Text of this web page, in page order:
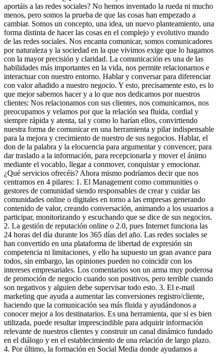
aportáis a las redes sociales? No hemos inventado la rueda ni mucho
menos, pero somos la prueba de que las cosas han empezado a
cambiar. Somos un concepto, una idea, un nuevo planteamiento, una
forma distinta de hacer las cosas en el complejo y evolutivo mundo
de las redes sociales. Nos encanta comunicar, somos comunicadores
por naturaleza y la sociedad en la que vivimos exige que lo hagamos
con la mayor precisión y claridad. La comunicación es una de las
habilidades más importantes en la vida, nos permite relacionarnos e
interactuar con nuestro entorno. Hablar y conversar para diferenciar
con valor añadido a nuestro negocio. Y esto, precisamente esto, es lo
que mejor sabemos hacer y a lo que nos dedicamos por nuestros
clientes: Nos relacionamos con sus clientes, nos comunicamos, nos
preocupamos y velamos por que la relación sea fluida, cordial y
siempre rápida y atenta, tal y como lo harían ellos, convirtiendo
nuestra forma de comunicar en una herramienta y pilar indispensable
para la mejora y crecimiento de nuestro de sus negocios. Hablar, el
don de la palabra y la elocuencia para argumentar y convencer, para
dar traslado a la información, para recepcionarla y mover el ánimo
mediante el vocablo, llegar a conmover, conquistar y emocionar.
¿Qué servicios ofrecéis? Ahora mismo podríamos decir que nos
centramos en 4 pilares: 1. El Management como communities o
gestores de comunidad siendo responsables de crear y cuidar las
comunidades online o digitales en torno a las empresas generando
contenido de valor, creando conversación, animando a los usuarios a
participar, monitorizando y escuchando que se dice de sus negocios.
2. La gestión de reputación online o 2.0, pues Internet funciona las
24 horas del día durante los 365 días del año. Las redes sociales se
han convertido en una plataforma de libertad de expresión sin
competencia ni limitaciones, y ello ha supuesto un gran avance para
todos, sin embargo, las opiniones pueden no coincidir con los
intereses empresariales. Los comentarios son un arma muy poderosa
de promoción de negocio cuando son positivos, pero terrible cuando
son negativos y alguien debe supervisar todo esto. 3. El e-mail
marketing que ayuda a aumentar las conversiones registro/cliente,
haciendo que la comunicación sea más fluida y ayudándonos a
conocer mejor a los destinatarios. Es una herramienta, que si es bien
utilizada, puede resultar imprescindible para adquirir información
relevante de nuestros clientes y construir un canal dinámico fundado
en el diálogo y en el establecimiento de una relación de largo plazo.
4. Por último, la formación en Social Media donde ayudamos a